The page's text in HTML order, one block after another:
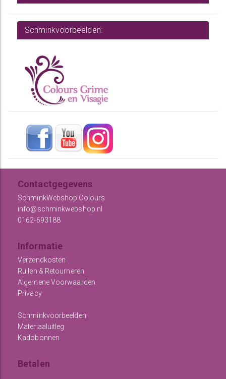
Schminkvoorbeelden:
Contactgegevens
SchminkWebshop Colours
info@schminkwebshop.nl
0162-693188
Informatie
Verzendkosten
Ruilen & Retourneren
Algemene Voorwaarden
Privacy
Schminkvoorbeelden
Materiaaluitleg
Kadobonnen
Betalen